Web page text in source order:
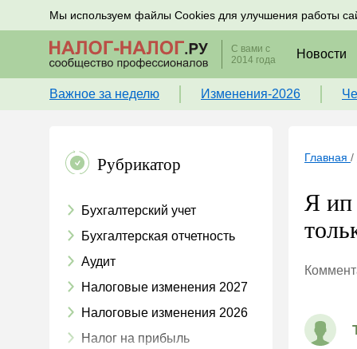
Мы используем файлы Cookies для улучшения работы
Подписывайтесь на новости по налогам, учету и
С вами с
2014 года
Новости
Важное за неделю Изменения-2026
Рубрикатор
Бухгалтерский учет
Бухгалтерская отчетность
Аудит
Налоговые изменения 2027
Налоговые изменения 2026
Налог на прибыль
Главная /
Я ип